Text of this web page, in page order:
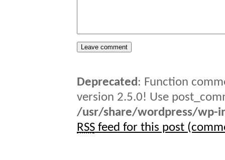
Deprecated: Function
version 2.5.0! Use
/usr/share/wordpress/wp-
RSSfeed for this post